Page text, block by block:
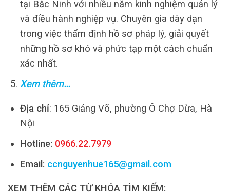
tại Bắc Ninh với nhiều năm kinh nghiệm quản lý
và điều hành nghiệp vụ. Chuyên gia dày dạn
trong việc thẩm định hồ sơ pháp lý, giải quyết
những hồ sơ khó và phức tạp một cách chuẩn
xác nhất.
Xem thêm…
Địa chỉ: 165 Giảng Võ, phường Ô Chợ Dừa, Hà
Nội
Hotline: 0966.22.7979
Email: ccnguyenhue165@gmail.com
XEM THÊM CÁC TỪ KHÓA TÌM KIẾM: